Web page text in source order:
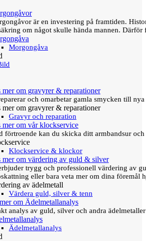
är en investering på framtiden.
om något skulle hända mannen.
Morgongåva
mer om gravyrer & reparationer
och omarbetar gamla smycken till
mer om gravyrer & reparationer
Gravyr och reparation
mer om vår klockservice
förtroende kan du skicka ditt armbandsur
Klockservice & klockor
mer om värdering av guld & silver
trygg och professionell värdering av
eller bara veta mer om dina föremål
av ädelmetall
Värdera guld, silver & tenn
om Ädelmetallanalys
analys av guld, silver och andra
Ädelmetallanalys